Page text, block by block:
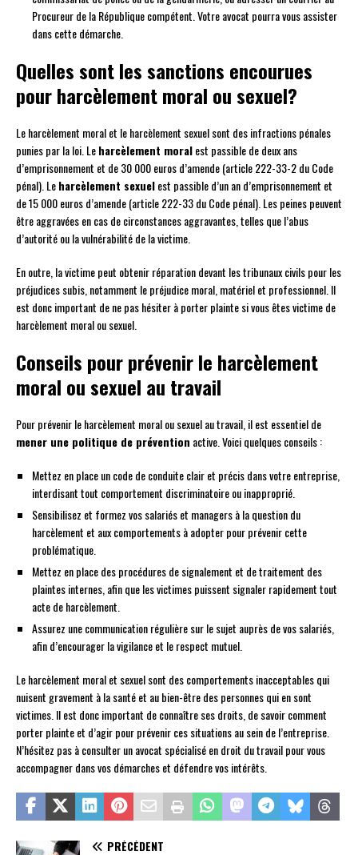
Procureur de la République compétent. Votre avocat pourra vous assister
dans cette démarche.
Quelles sont les sanctions encourues
pour harcèlement moral ou sexuel?
Le harcèlement moral et le harcèlement sexuel sont des infractions pénales
punies par la loi. Leharcèlement moralest passible de deux ans
d’emprisonnement et de 30 000 euros d’amende (article 222-33-2 du Code
pénal). Leharcèlement sexuelest passible d’un an d’emprisonnement et
de 15 000 euros d’amende (article 222-33 du Code pénal). Les peines peuvent
être aggravées en cas de circonstances aggravantes, telles que l’abus
d’autorité ou la vulnérabilité de la victime.
En outre, la victime peut obtenir réparation devant les tribunaux civils pour les
préjudices subis, notamment le préjudice moral, matériel et professionnel. Il
est donc important de ne pas hésiter à porter plainte si vous êtes victime de
harcèlement moral ou sexuel.
Conseils pour prévenir le harcèlement
moral ou sexuel au travail
Pour prévenir le harcèlement moral ou sexuel au travail, il est essentiel de
mener une politique de prévention active. Voici quelques conseils :
Mettez en place un code de conduite clair et précis dans votre entreprise,
interdisant tout comportement discriminatoire ou inapproprié.
Sensibilisez et formez vos salariés et managers à la question du
harcèlement et aux comportements à adopter pour prévenir cette
problématique.
Mettez en place des procédures de signalement et de traitement des
plaintes internes, afin que les victimes puissent signaler rapidement tout
acte de harcèlement.
Assurez une communication régulière sur le sujet auprès de vos salariés,
afin d’encourager la vigilance et le respect mutuel.
Le harcèlement moral et sexuel sont des comportements inacceptables qui
nuisent gravement à la santé et au bien-être des personnes qui en sont
victimes. Il est donc important de connaître ses droits, de savoir comment
porter plainte et d’agir pour prévenir ces situations au sein de l’entreprise.
N’hésitez pas à consulter un avocat spécialisé en droit du travail pour vous
accompagner dans vos démarches et défendre vos intérêts.
PRÉCÉDENT